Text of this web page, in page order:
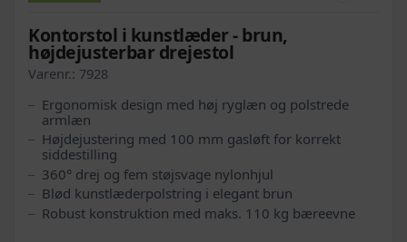
Kontorstol i kunstlæder - brun,
højdejusterbar drejestol
Varenr.: 7928
Ergonomisk design med høj ryglæn og polstrede
armlæn
Højdejustering med 100 mm gasløft for korrekt
siddestilling
360° drej og fem støjsvage nylonhjul
Blød kunstlæderpolstring i elegant brun
Robust konstruktion med maks. 110 kg bæreevne